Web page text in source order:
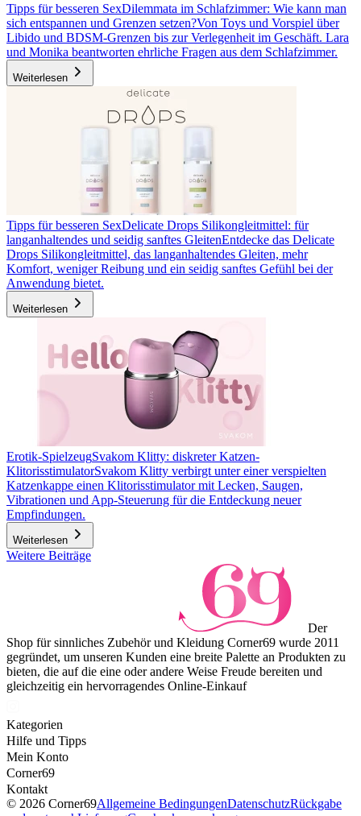
Tipps für besseren SexDilemmata im Schlafzimmer: Wie kann man
sich entspannen und Grenzen setzen?Von Toys und Vorspiel über
Libido und BDSM-Grenzen bis zur Verlegenheit im Geschäft. Lara
und Monika beantworten ehrliche Fragen aus dem Schlafzimmer.
Weiterlesen
Tipps für besseren SexDelicate Drops Silikongleitmittel: für
langanhaltendes und seidig sanftes GleitenEntdecke das Delicate
Drops Silikongleitmittel, das langanhaltendes Gleiten, mehr
Komfort, weniger Reibung und ein seidig sanftes Gefühl bei der
Anwendung bietet.
Weiterlesen
Erotik-SpielzeugSvakom Klitty: diskreter Katzen-
KlitorisstimulatorSvakom Klitty verbirgt unter einer verspielten
Katzenkappe einen Klitorisstimulator mit Lecken, Saugen,
Vibrationen und App-Steuerung für die Entdeckung neuer
Empfindungen.
Weiterlesen
Weitere Beiträge
Der
Shop für sinnliches Zubehör und Kleidung Corner69 wurde 2011
gegründet, um unseren Kunden eine breite Palette an Produkten zu
bieten, die auf die eine oder andere Weise Freude bereiten und
gleichzeitig ein hervorragendes Online-Einkauf
Kategorien
Hilfe und Tipps
Mein Konto
Corner69
Kontakt
© 2026 Corner69Allgemeine BedingungenDatenschutzRückgabe